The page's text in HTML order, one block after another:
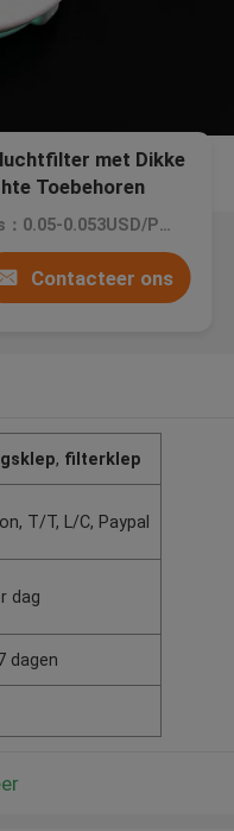
met Dikke
Toebehoren
Prijs：0.05-0.053USD/PCS
Contacteer ons
, filterklep
T/T, L/C, Paypal
dag
dagen